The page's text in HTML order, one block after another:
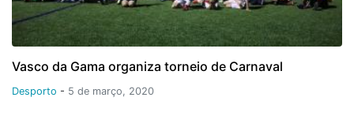
Vasco da Gama organiza torneio de Carnaval
Desporto - 5 de março, 2020